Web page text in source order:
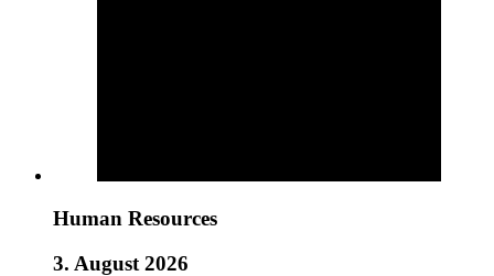
Human Resources
3. August 2026